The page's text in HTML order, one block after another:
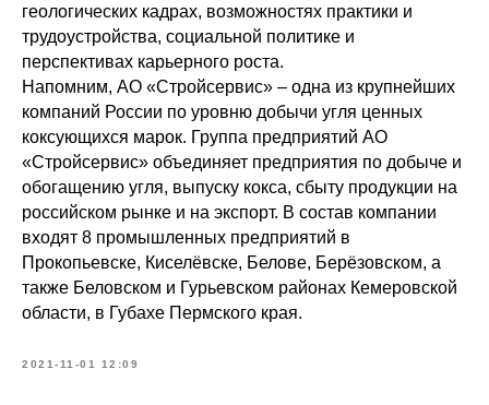
геологических кадрах, возможностях практики и
трудоустройства, социальной политике и
перспективах карьерного роста.
Напомним, АО «Стройсервис» – одна из крупнейших
компаний России по уровню добычи угля ценных
коксующихся марок. Группа предприятий АО
«Стройсервис» объединяет предприятия по добыче и
обогащению угля, выпуску кокса, сбыту продукции на
российском рынке и на экспорт. В состав компании
входят 8 промышленных предприятий в
Прокопьевске, Киселёвске, Белове, Берёзовском, а
также Беловском и Гурьевском районах Кемеровской
области, в Губахе Пермского края.
2021-11-01 12:09